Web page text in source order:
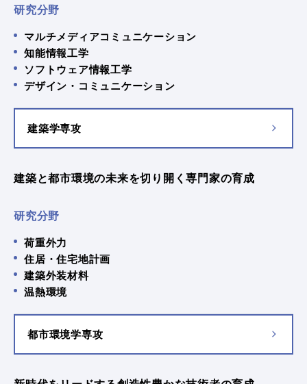
研究分野
マルチメディアコミュニケーション
知能情報工学
ソフトウェア情報工学
デザイン・コミュニケーション
建築学専攻
建築と都市環境の未来を切り開く専門家の育成
研究分野
荷重外力
住居・住宅地計画
建築外装材料
温熱環境
都市環境学専攻